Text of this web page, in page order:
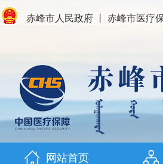
赤峰市人民政府 赤峰市医疗
网站首页